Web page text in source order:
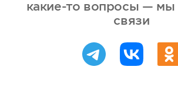
какие-то вопросы — мы
связи